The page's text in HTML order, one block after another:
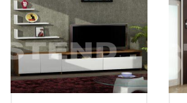
incələyin.
Boş vaxtımızı keçirdiyimiz
televizorların ən çox
yerlərdir. Gündəlik həyatın
qaldırmaq üçün